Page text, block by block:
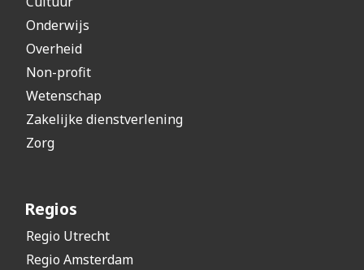
Onderwijs
Overheid
Non-profit
Wetenschap
Zakelijke dienstverlening
Zorg
Regios
Regio Utrecht
Regio Amsterdam